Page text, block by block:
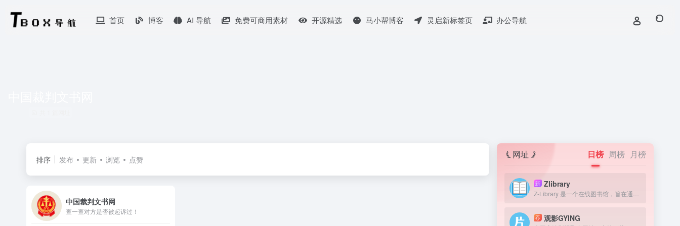
首页 博客 AI 导航 免费可商用素材 开源精选 马小帮博客 灵启新标签页 办公导航
排序 发布 更新 浏览 点赞
中国裁判文书网
查一查对方是否被起诉过！
网址 日榜 周榜 月榜
新 Zlibrary
观影GYING